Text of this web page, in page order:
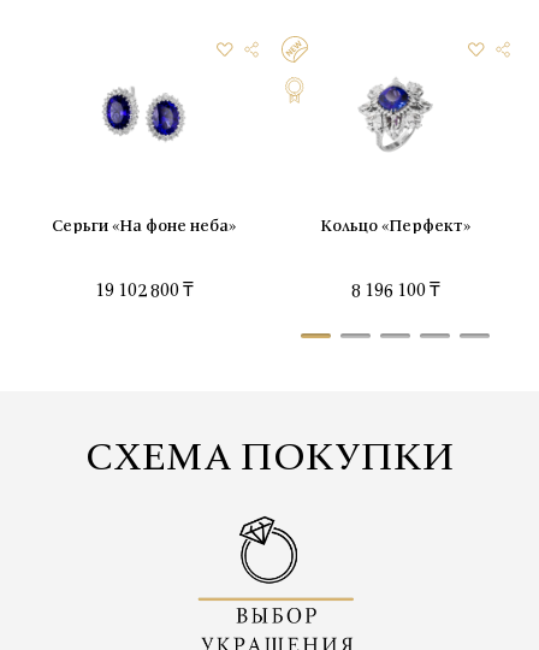
Серьги «На фоне неба»
19 102 800 ₸
Кольцо «Перфект»
8 196 100 ₸
СХЕМА ПОКУПКИ